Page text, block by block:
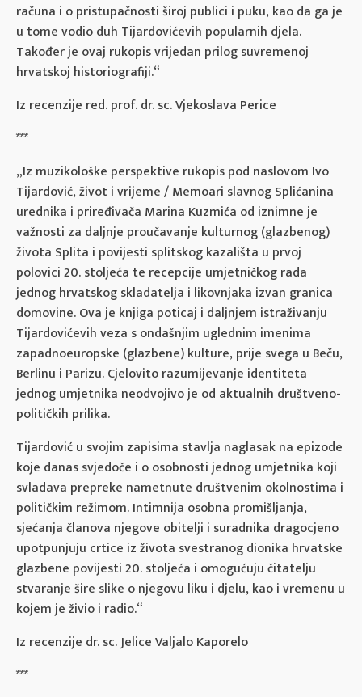
računa i o pristupačnosti široj publici i puku, kao da ga je
u tome vodio duh Tijardovićevih popularnih djela.
Također je ovaj rukopis vrijedan prilog suvremenoj
hrvatskoj historiografiji.“
Iz recenzije red. prof. dr. sc. Vjekoslava Perice
***
„Iz muzikološke perspektive rukopis pod naslovom Ivo
Tijardović, život i vrijeme / Memoari slavnog Splićanina
urednika i priređivača Marina Kuzmića od iznimne je
važnosti za daljnje proučavanje kulturnog (glazbenog)
života Splita i povijesti splitskog kazališta u prvoj
polovici 20. stoljeća te recepcije umjetničkog rada
jednog hrvatskog skladatelja i likovnjaka izvan granica
domovine. Ova je knjiga poticaj i daljnjem istraživanju
Tijardovićevih veza s ondašnjim uglednim imenima
zapadnoeuropske (glazbene) kulture, prije svega u Beču,
Berlinu i Parizu. Cjelovito razumijevanje identiteta
jednog umjetnika neodvojivo je od aktualnih društveno-
političkih prilika.
Tijardović u svojim zapisima stavlja naglasak na epizode
koje danas svjedoče i o osobnosti jednog umjetnika koji
svladava prepreke nametnute društvenim okolnostima i
političkim režimom. Intimnija osobna promišljanja,
sjećanja članova njegove obitelji i suradnika dragocjeno
upotpunjuju crtice iz života svestranog dionika hrvatske
glazbene povijesti 20. stoljeća i omogućuju čitatelju
stvaranje šire slike o njegovu liku i djelu, kao i vremenu u
kojem je živio i radio.“
Iz recenzije dr. sc. Jelice Valjalo Kaporelo
***